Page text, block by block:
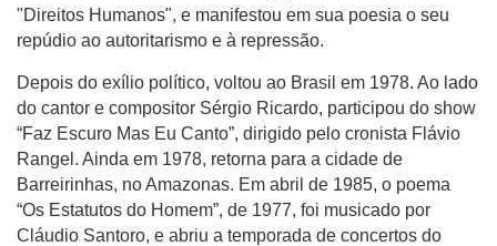
"Direitos Humanos", e manifestou em sua poesia o seu
repúdio ao autoritarismo e à repressão.
Depois do exílio político, voltou ao Brasil em 1978. Ao lado
do cantor e compositor Sérgio Ricardo, participou do show
“Faz Escuro Mas Eu Canto”, dirigido pelo cronista Flávio
Rangel. Ainda em 1978, retorna para a cidade de
Barreirinhas, no Amazonas. Em abril de 1985, o poema
“Os Estatutos do Homem”, de 1977, foi musicado por
Cláudio Santoro, e abriu a temporada de concertos do